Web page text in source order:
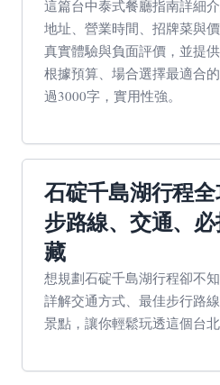
這篇台中泰式餐廳指南詳細
地址、營業時間、招牌菜與
真實體驗與負面評價，並提
根據預算、場合選擇最適合
過3000字，實用性強。
石碇千島湖行程
步路線、交通、
藏
想規劃石碇千島湖行程卻不
詳解交通方式、最佳步行路
景點，讓你輕鬆玩透這個台北